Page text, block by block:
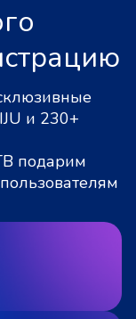
и 230+
подарим